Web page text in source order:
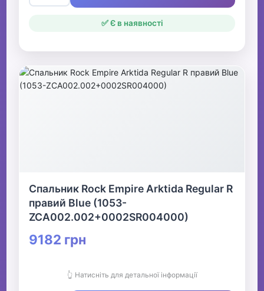
✅ Є в наявності
Спальник Rock Empire Arktida Regular R
правий Blue (1053-
ZCA002.002+0002SR004000)
9182 грн
👆 Натисніть для детальної інформації